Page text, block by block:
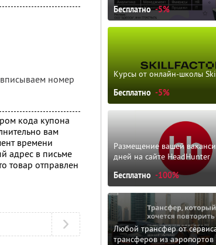
номер
кода купона
вам
времени
адрес в письме
товар отправлен
Бесплатно -5%
Курсы от онлайн-школы
Бесплатно -5%
Размещение вашей
дней на сайте HeadHunter
Бесплатно -100%
Любой трансфер от
трансферов из